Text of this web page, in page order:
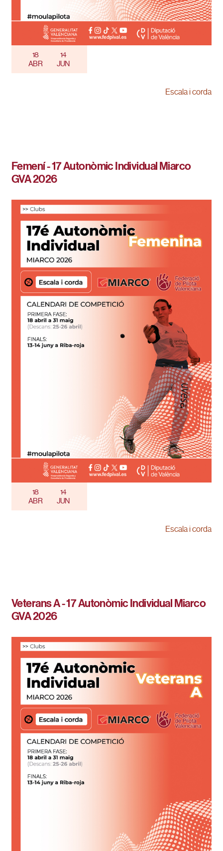
18
ABR
14
JUN
Escala i corda
Femení - 17 Autonòmic Individual Miarco
GVA 2026
18
ABR
14
JUN
Escala i corda
Veterans A - 17 Autonòmic Individual Miarco
GVA 2026